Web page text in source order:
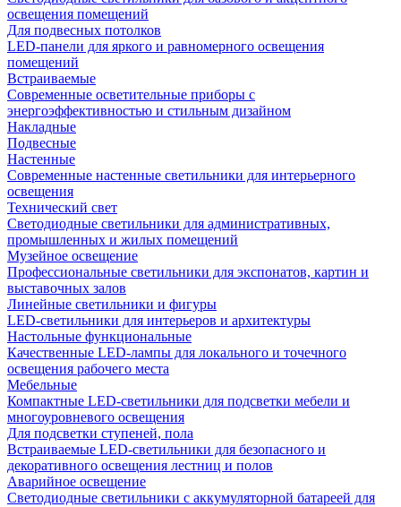
освещения помещений
Для подвесных потолков
LED-панели для яркого и равномерного освещения
помещений
Встраиваемые
Современные осветительные приборы с
энергоэффективностью и стильным дизайном
Накладные
Подвесные
Настенные
Современные настенные светильники для интерьерного
освещения
Технический свет
Светодиодные светильники для административных,
промышленных и жилых помещений
Музейное освещение
Профессиональные светильники для экспонатов, картин и
выставочных залов
Линейные светильники и фигуры
LED-светильники для интерьеров и архитектуры
Настольные функциональные
Качественные LED-лампы для локального и точечного
освещения рабочего места
Мебельные
Компактные LED-светильники для подсветки мебели и
многоуровневого освещения
Для подсветки ступеней, пола
Встраиваемые LED-светильники для безопасного и
декоративного освещения лестниц и полов
Аварийное освещение
Светодиодные светильники с аккумуляторной батареей для